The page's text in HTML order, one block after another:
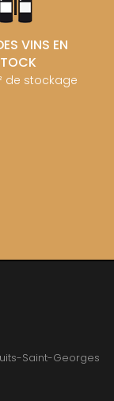
VINS EN
de stockage
Saint-Georges